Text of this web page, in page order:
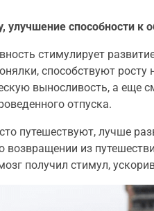
улучшение способности к
стимулирует
способствуют
выносливость, а еще
отпуска.
путешествуют, лучше
из
получил стимул,